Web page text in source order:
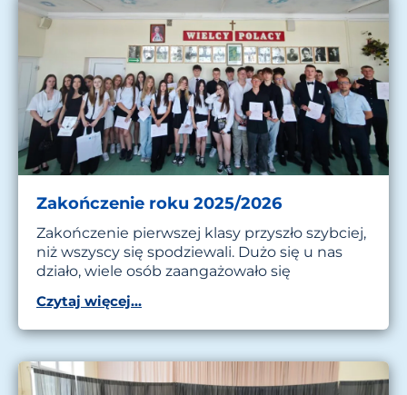
Zakończenie roku 2025/2026
Zakończenie pierwszej klasy przyszło szybciej,
niż wszyscy się spodziewali. Dużo się u nas
działo, wiele osób zaangażowało się
Czytaj więcej...